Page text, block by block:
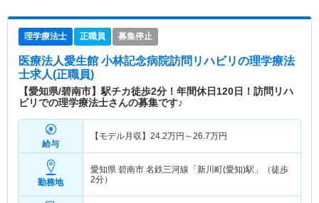
理学療法士 正職員 募集停止
医療法人愛生館 小林記念病院訪問リハビリの理学療法
士求人(正職員)
【愛知県/碧南市】駅チカ徒歩2分！年間休日120日！訪問リハ
ビリでの理学療法士さんの募集です♪
給与
【モデル月収】 24.2万円～26.7万円
勤務地
愛知県 碧南市 名鉄三河線「新川町(愛知)駅」（徒歩
2分）